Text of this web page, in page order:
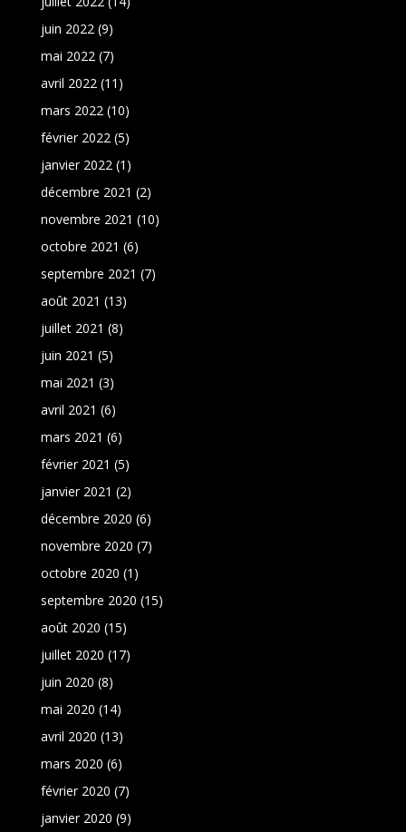
juin 2022 (9)
mai 2022 (7)
avril 2022 (11)
mars 2022 (10)
février 2022 (5)
janvier 2022 (1)
décembre 2021 (2)
novembre 2021 (10)
octobre 2021 (6)
septembre 2021 (7)
août 2021 (13)
juillet 2021 (8)
juin 2021 (5)
mai 2021 (3)
avril 2021 (6)
mars 2021 (6)
février 2021 (5)
janvier 2021 (2)
décembre 2020 (6)
novembre 2020 (7)
octobre 2020 (1)
septembre 2020 (15)
août 2020 (15)
juillet 2020 (17)
juin 2020 (8)
mai 2020 (14)
avril 2020 (13)
mars 2020 (6)
février 2020 (7)
janvier 2020 (9)